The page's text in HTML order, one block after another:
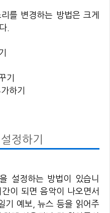
를 변경하는 방법은 크게
.
기
하기
정하기
설정하는 방법이 있습니
이 되면 음악이 나오면서
기 예보, 뉴스 등을 읽어주